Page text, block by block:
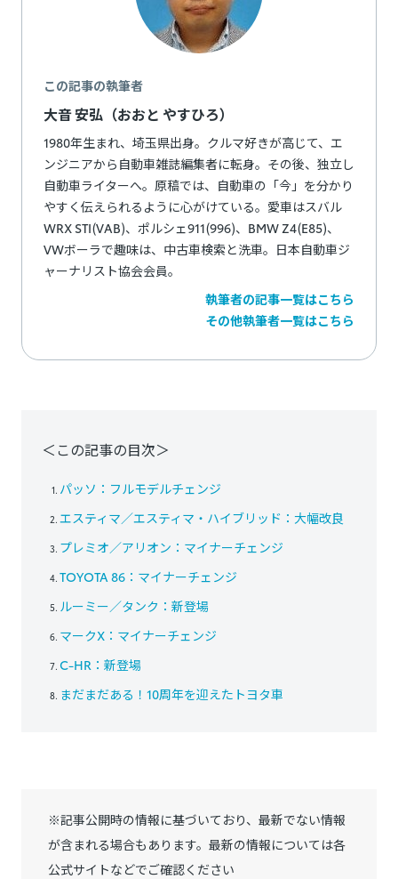
この記事の執筆者
大音 安弘（おおと やすひろ）
1980年生まれ、埼玉県出身。クルマ好きが高じて、エ
ンジニアから自動車雑誌編集者に転身。その後、独立し
自動車ライターへ。原稿では、自動車の「今」を分かり
やすく伝えられるように心がけている。愛車はスバル
WRX STI(VAB)、ポルシェ911(996)、BMW Z4(E85)、
VWボーラで趣味は、中古車検索と洗車。日本自動車ジ
ャーナリスト協会会員。
執筆者の記事一覧はこちら
その他執筆者一覧はこちら
＜この記事の目次＞
パッソ：フルモデルチェンジ
エスティマ／エスティマ・ハイブリッド：大幅改良
プレミオ／アリオン：マイナーチェンジ
TOYOTA 86：マイナーチェンジ
ルーミー／タンク：新登場
マークX：マイナーチェンジ
C-HR：新登場
まだまだある！10周年を迎えたトヨタ車
※記事公開時の情報に基づいており、最新でない情報
が含まれる場合もあります。最新の情報については各
公式サイトなどでご確認ください